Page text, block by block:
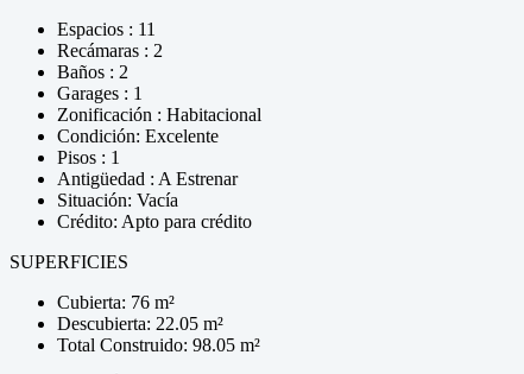
Espacios : 11
Recámaras : 2
Baños : 2
Garages : 1
Zonificación : Habitacional
Condición: Excelente
Pisos : 1
Antigüedad : A Estrenar
Situación: Vacía
Crédito: Apto para crédito
SUPERFICIES
Cubierta: 76 m²
Descubierta: 22.05 m²
Total Construido: 98.05 m²